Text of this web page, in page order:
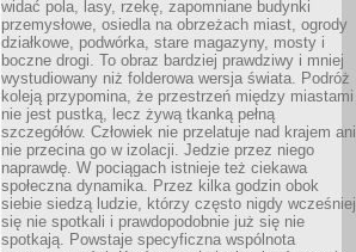
widać pola, lasy, rzekę, zapomniane budynki
przemysłowe, osiedla na obrzeżach miast, ogrody
działkowe, podwórka, stare magazyny, mosty i
boczne drogi. To obraz bardziej prawdziwy i mniej
wystudiowany niż folderowa wersja świata. Podróż
koleją przypomina, że przestrzeń między miastami
nie jest pustką, lecz żywą tkanką pełną
szczegółów. Człowiek nie przelatuje nad krajem ani
nie przecina go w izolacji. Jedzie przez niego
naprawdę. W pociągach istnieje też ciekawa
społeczna dynamika. Przez kilka godzin obok
siebie siedzą ludzie, którzy często nigdy wcześniej
się nie spotkali i prawdopodobnie już się nie
spotkają. Powstaje specyficzna wspólnota